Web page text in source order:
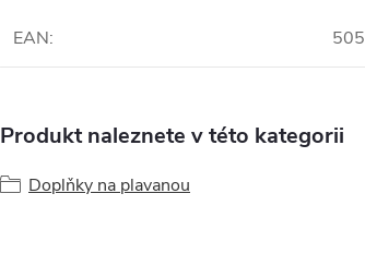
EAN:
Produkt naleznete v této kategorii
Doplňky na plavanou